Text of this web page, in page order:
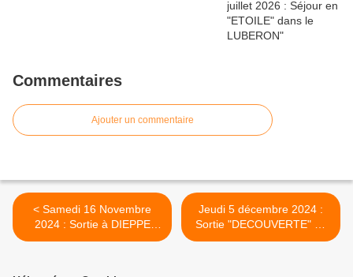
Commentaires
Ajouter un commentaire
< Samedi 16 Novembre
2024 : Sortie à DIEPPE
pour la "FOIRE aux
Jeudi 5 décembre 2024 :
Sortie "DECOUVERTE" au
marché de Noël de REIMS